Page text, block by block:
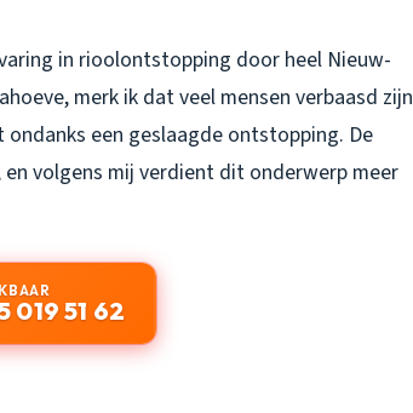
in rioolontstopping door heel Nieuw-
merk ik dat veel mensen verbaasd zijn
ondanks een geslaagde ontstopping. De
volgens mij verdient dit onderwerp meer
019 51 62